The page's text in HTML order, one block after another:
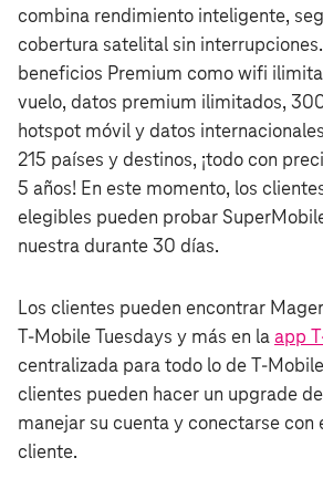
combina rendimiento inteligente,
cobertura satelital sin
beneficios Premium como wifi
vuelo, datos premium ilimitados,
hotspot móvil y datos
215 países y destinos, ¡todo con
5 años! En este momento, los
elegibles pueden probar
nuestra durante 30 días.
Los clientes pueden encontrar
T‑Mobile Tuesdays y más en la app
centralizada para todo lo de
clientes pueden hacer un upgrade
manejar su cuenta y conectarse con
cliente.